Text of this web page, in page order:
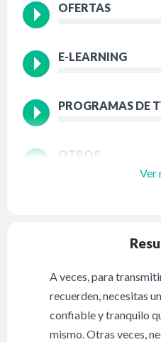
OFERTAS
E-LEARNING
PROGRAMAS DE
OTROS
Ver
A veces, para
recuerden, necesitas
confiable y tranquilo
mismo. Otras veces,